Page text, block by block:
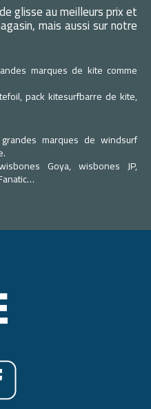
glisse au meilleurs prix et
mais aussi sur notre
marques de kite comme
pack kitesurfbarre de kite,
marques de windsurf
Goya, wisbones JP,